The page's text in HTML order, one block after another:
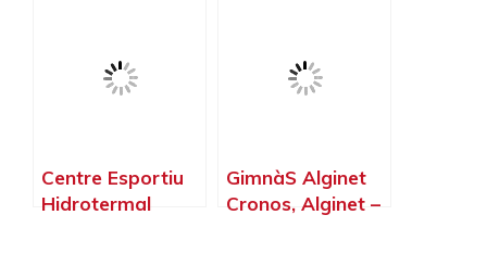
Centre Esportiu
Hidrotermal
GimnàS Alginet
Cronos, Alginet –